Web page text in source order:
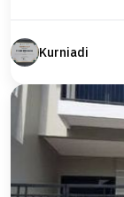
Kurniadi